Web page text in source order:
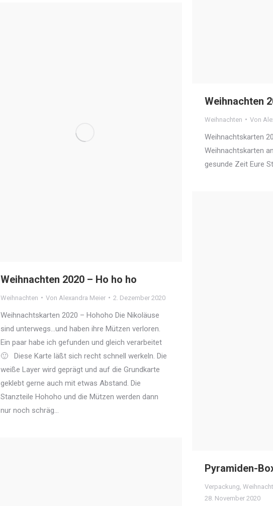
Weihnachten
Weihnachten Von
Weihnachtskarten
Weihnachtskarten
gesunde Zeit Eure
Weihnachten 2020 – Ho ho ho
Weihnachten Von Alexandra Meier 2. Dezember 2020
Weihnachtskarten 2020 – Hohoho Die Nikoläuse
sind unterwegs…und haben ihre Mützen verloren.
Ein paar habe ich gefunden und gleich verarbeitet
🙂 Diese Karte läßt sich recht schnell werkeln. Die
weiße Layer wird geprägt und auf die Grundkarte
geklebt gerne auch mit etwas Abstand. Die
Stanzteile Hohoho und die Mützen werden dann
nur noch schräg…
Pyramiden-
Verpackung
28. November 2020